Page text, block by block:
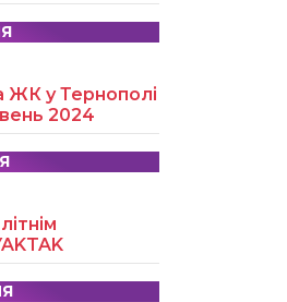
ЖК у Тернополі
2024